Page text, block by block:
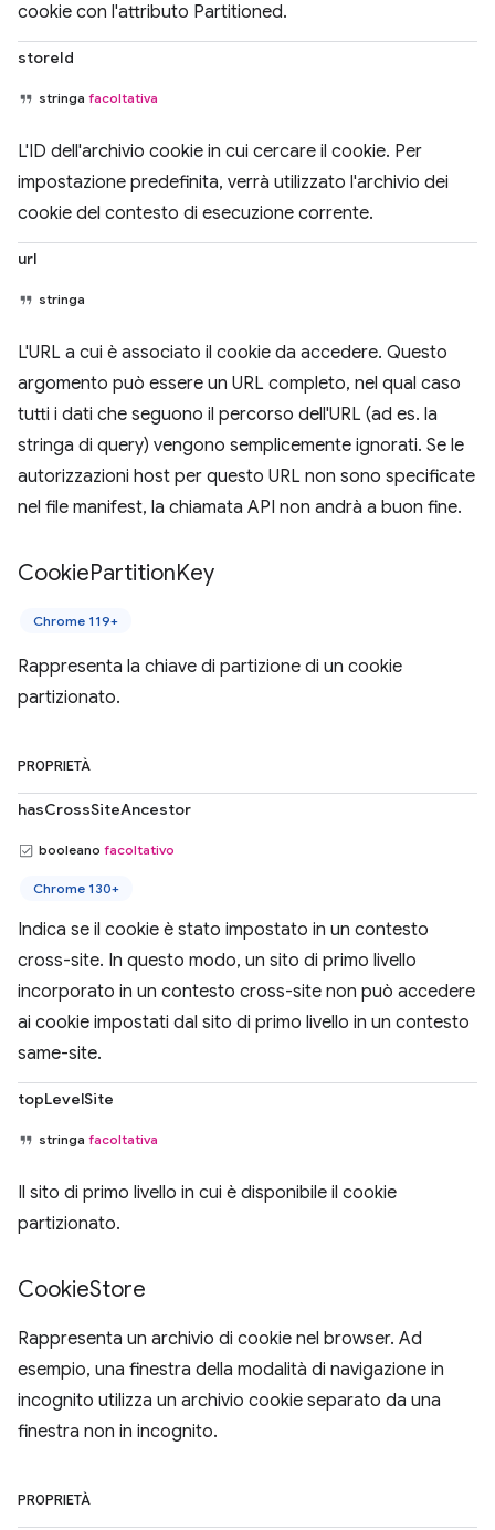
cookie con l'attributo Partitioned.
storeId
stringa facoltativa
L'ID dell'archivio cookie in cui cercare il cookie. Per
impostazione predefinita, verrà utilizzato l'archivio dei
cookie del contesto di esecuzione corrente.
url
stringa
L'URL a cui è associato il cookie da accedere. Questo
argomento può essere un URL completo, nel qual caso
tutti i dati che seguono il percorso dell'URL (ad es. la
stringa di query) vengono semplicemente ignorati. Se le
autorizzazioni host per questo URL non sono specificate
nel file manifest, la chiamata API non andrà a buon fine.
CookiePartitionKey
Chrome 119+
Rappresenta la chiave di partizione di un cookie
partizionato.
PROPRIETÀ
hasCrossSiteAncestor
booleano facoltativo
Chrome 130+
Indica se il cookie è stato impostato in un contesto
cross-site. In questo modo, un sito di primo livello
incorporato in un contesto cross-site non può accedere
ai cookie impostati dal sito di primo livello in un contesto
same-site.
topLevelSite
stringa facoltativa
Il sito di primo livello in cui è disponibile il cookie
partizionato.
CookieStore
Rappresenta un archivio di cookie nel browser. Ad
esempio, una finestra della modalità di navigazione in
incognito utilizza un archivio cookie separato da una
finestra non in incognito.
PROPRIETÀ